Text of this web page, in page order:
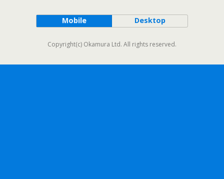
Mobile Desktop
Copyright(c) Okamura Ltd. All rights reserved.